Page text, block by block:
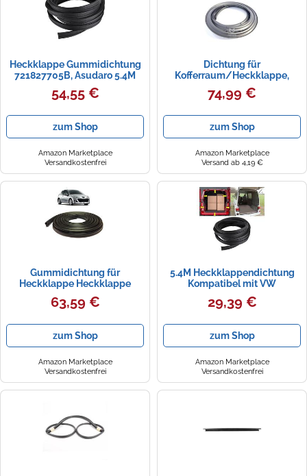
Heckklappe Gummidichtung
721827705B, Asudaro 5.4M
Auto Tür Dichtung Streifen
Dichtung Tür Ersatz
Dichtung Kompatibel für
Transporter Alle T4 Modelle
Schwarz
54,55 €
zum Shop
Amazon Marketplace
Versandkostenfrei
Dichtung für
Kofferraum/Heckklappe,
Ersatz für VW Touran 1T (2.
Facelift) (2010-2015)
74,99 €
zum Shop
Amazon Marketplace
Versand ab 4,19 €
Gummidichtung für
Heckklappe Heckklappe
Dichtung Ersatz für 207 HB
(2006-2014)
63,59 €
zum Shop
Amazon Marketplace
Versandkostenfrei
5.4M Heckklappendichtung
Kompatibel mit VW
Transporter T4
Rahmendichtung Transporter
Heckklappendichtung
Dichtung Heckklappe Auto
Türdichtung Rahmendichtung
721827705B
29,39 €
zum Shop
Amazon Marketplace
Versandkostenfrei